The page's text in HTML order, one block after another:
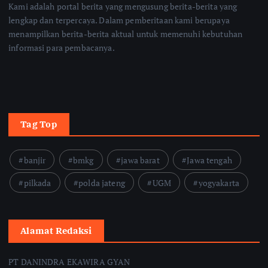
Kami adalah portal berita yang mengusung berita-berita yang
lengkap dan terpercaya. Dalam pemberitaan kami berupaya
menampilkan berita-berita aktual untuk memenuhi kebutuhan
informasi para pembacanya.
Tag Top
banjir bmkg jawa barat
Jawa tengah
pilkada
polda jateng UGM yogyakarta
Alamat Redaksi
PT DANINDRA EKAWIRA GYAN